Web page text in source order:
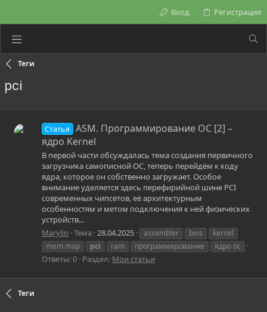
Вход Регистрация
Теги
pci
Статья
ASM. Программирование ОС [2] –
ядро Kernel
В первой части обсуждалась тема создания первичного
загрузчика самописной ОС, теперь перейдём к коду
ядра, которое он собственно загружает. Особое
внимание уделяется здесь перефирийной шине PCI
современных чипсетов, её архитектурным
особенностям и метом подключения к ней физических
устройств...
Marylin Тема 28.04.2025 assembler bios
kernel
mem map
pci ram программирование ядро ос
Ответы: 0 Раздел: Мои статьи
Теги